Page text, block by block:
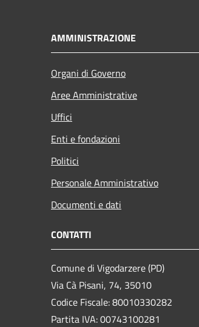
AMMINISTRAZIONE
Organi di Governo
Aree Amministrative
Uffici
Enti e fondazioni
Politici
Personale Amministrativo
Documenti e dati
CONTATTI
Comune di Vigodarzere (PD)
Via Cà Pisani, 74, 35010
Codice Fiscale: 80010330282
Partita IVA: 00743100281